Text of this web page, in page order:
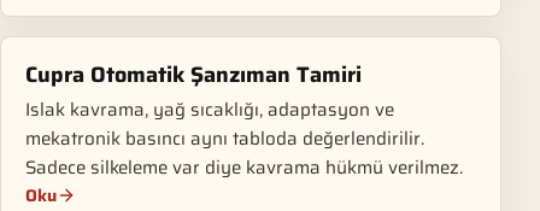
Cupra Otomatik Şanzıman Tamiri
Islak kavrama, yağ sıcaklığı, adaptasyon ve
mekatronik basıncı aynı tabloda değerlendirilir.
Sadece silkeleme var diye kavrama hükmü verilmez.
Oku